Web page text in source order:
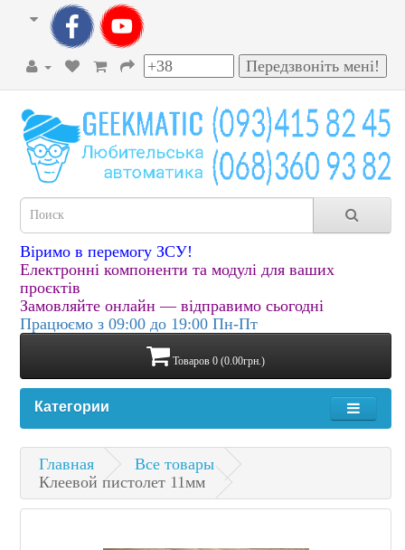
Віримо в перемогу ЗСУ!
Електронні компоненти та модулі для ваших
проєктів
Замовляйте онлайн — відправимо сьогодні
Працюємо з 09:00 до 19:00 Пн-Пт
Товаров 0 (0.00грн.)
Категории
Главная
Все товары
Клеевой пистолет 11мм